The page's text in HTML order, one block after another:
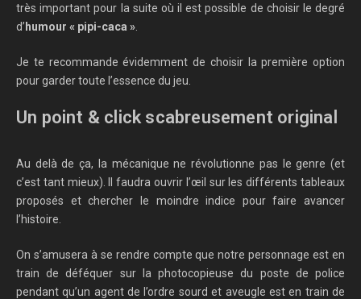
très important pour la suite où il est possible de choisir le degré
d’ humour « pipi-caca »
Je te recommande évidemment de choisir la première option
pour garder toute l’essence du jeu.
Un point & click scabreusement original
Au delà de ça, la mécanique ne révolutionne pas le genre (et
c’est tant mieux). Il faudra ouvrir l’œil sur les différents tableaux
proposés et chercher le moindre indice pour faire avancer
l’histoire.
On s’amusera à se rendre compte que notre personnage est en
train de déféquer sur la photocopieuse du poste de police
pendant qu’un agent de l’ordre sourd et aveugle est en train de